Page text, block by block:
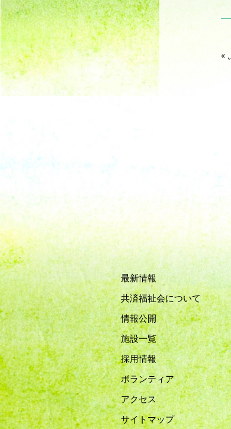
«
最新情報
共済福祉会について
情報公開
施設一覧
採用情報
ボランティア
アクセス
サイトマップ